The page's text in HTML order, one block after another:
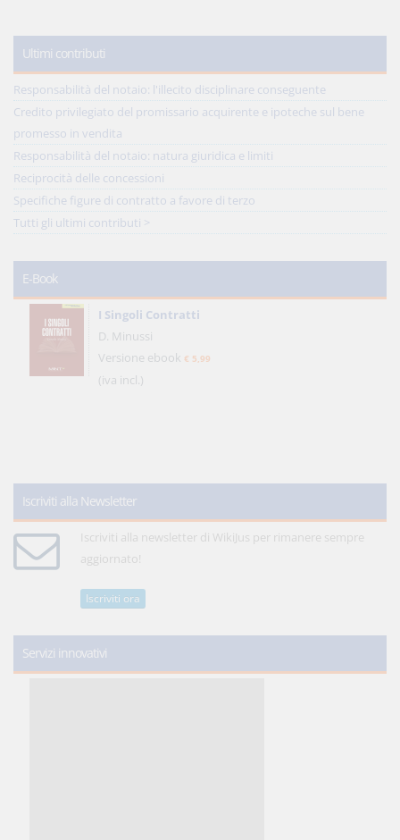
Ultimi contributi
Responsabilità del notaio: l'illecito disciplinare conseguente
Credito privilegiato del promissario acquirente e ipoteche sul bene
promesso in vendita
Responsabilità del notaio: natura giuridica e limiti
Reciprocità delle concessioni
Specifiche figure di contratto a favore di terzo
Tutti gli ultimi contributi >
E-Book
I Singoli Contratti
D. Minussi
Versione ebook € 5,99
(iva incl.)
Iscriviti alla Newsletter
Iscriviti alla newsletter di WikiJus per rimanere sempre
aggiornato!
Iscriviti ora
Servizi innovativi